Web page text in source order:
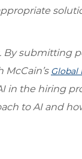
By submitting
Global
in the hiring
to AI and